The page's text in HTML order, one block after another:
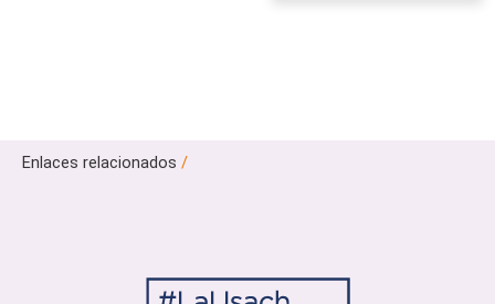
Enlaces relacionados /